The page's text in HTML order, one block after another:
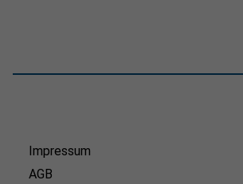
Impressum
AGB